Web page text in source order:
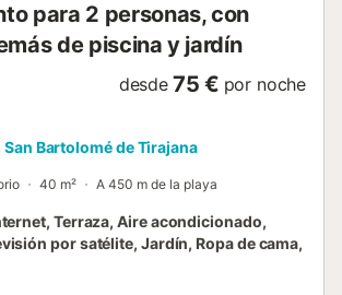
para 2 personas, con
de piscina y jardín
desde 75 € por noche
Bartolomé de Tirajana
40 m² A 450 m de la playa
Terraza, Aire acondicionado,
por satélite, Jardín, Ropa de cama,